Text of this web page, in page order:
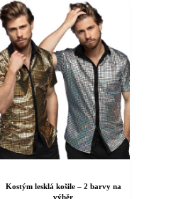
Kostým lesklá košile – 2 barvy na
výběr